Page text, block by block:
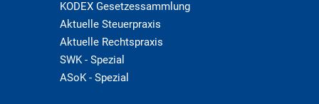
KODEX Gesetzessammlung
Aktuelle Steuerpraxis
Aktuelle Rechtspraxis
SWK - Spezial
ASoK - Spezial